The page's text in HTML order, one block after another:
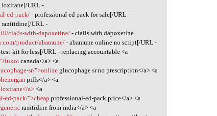
loxitane[/URL -
ed-pack/ - professional ed pack for sale[/URL -
ranitidine[/URL -
cialis-with-dapoxetine/- cialis with dapoxetine
product/abamune/- abamune online no script[/URL -
kit for less[/URL - replacing accountable <a
canada</a> <a
sr/">online glucophage sr no prescription</a> <a
pills</a> <a
a> <a
ed-pack/">cheap professional-ed-pack price</a> <a
ranitidine from india</a> <a